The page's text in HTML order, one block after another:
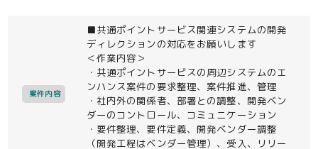
案件内容
■共通ポイントサービス関連システムの開発
ディレクションの対応をお願いします
＜作業内容＞
・共通ポイントサービスの周辺システムのエ
ンハンス案件の要求整理、案件推進、管理
・社内外の関係者、部署との調整、開発ベン
ダーのコントロール、コミュニケーション
・要件整理、要件定義、開発ベンダー調整
（開発工程はベンダー管理）、受入、リリー